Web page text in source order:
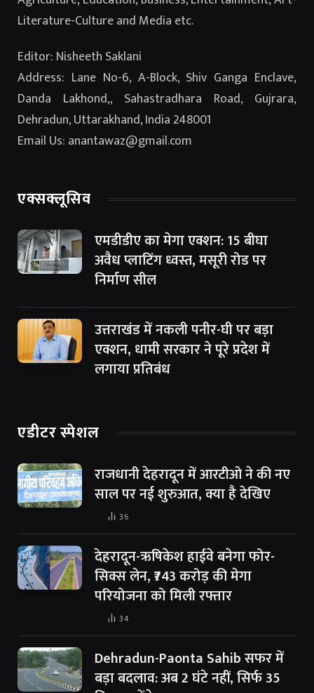
Literature-Culture and Media etc.
Editor: Nisheeth Saklani
Address: Lane No-6, A-Block, Shiv Ganga Enclave,
Danda Lakhond,, Sahastradhara Road, Gujrara,
Dehradun, Uttarakhand, India 248001
Email Us: anantawaz@gmail.com
एक्सक्लूसिव
एमडीडीए का मेगा एक्शन: 15 बीघा
अवैध प्लाटिंग ध्वस्त, मसूरी रोड पर
निर्माण सील
उत्तराखंड में नकली पनीर-घी पर बड़ा
एक्शन, धामी सरकार ने पूरे प्रदेश में
लगाया प्रतिबंध
एडीटर स्पेशल
राजधानी देहरादून में आरटीओ ने की नए
साल पर नई शुरुआत, क्या है देखिए
36
देहरादून-ऋषिकेश हाईवे बनेगा फोर-
सिक्स लेन, ₹743 करोड़ की मेगा
परियोजना को मिली रफ्तार
34
Dehradun-Paonta Sahib सफर में
बड़ा बदलाव: अब 2 घंटे नहीं, सिर्फ 35